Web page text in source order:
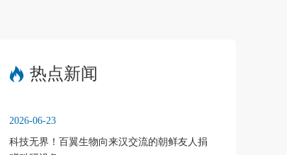
热点新闻
2026-06-23
科技无界！百翼生物向来汉交流的朝鲜友人捐